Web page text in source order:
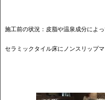
施工前の状況：皮脂や温泉成分によ
セラミックタイル床にノンスリップ